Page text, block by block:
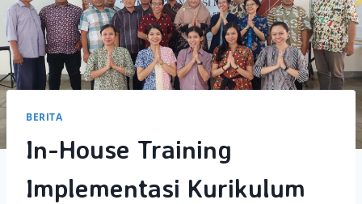
BERITA
In-House Training
Implementasi Kurikulum